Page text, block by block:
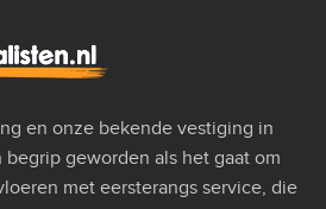
en onze bekende vestiging in
geworden als het gaat om
met eersterangs service, die